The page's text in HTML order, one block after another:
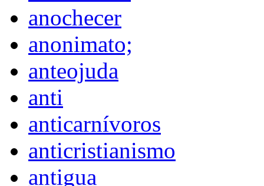
anochecer
anonimato;
anteojuda
anti
anticarnívoros
anticristianismo
antigua